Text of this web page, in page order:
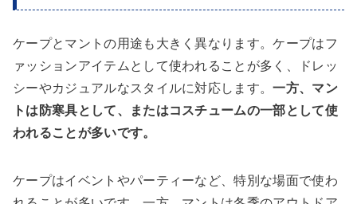
ケープとマントの用途も大きく異なります。ケープはフ
ァッションアイテムとして使われることが多く、ドレッ
シーやカジュアルなスタイルに対応します。一方、マン
トは防寒具として、またはコスチュームの一部として使
われることが多いです。
ケープはイベントやパーティーなど、特別な場面で使わ